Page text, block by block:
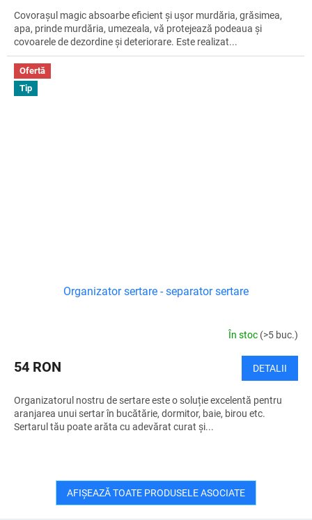
Covorașul magic absoarbe eficient și ușor murdăria, grăsimea,
apa, prinde murdăria, umezeala, vă protejează podeaua și
covoarele de dezordine și deteriorare. Este realizat...
Ofertă
Tip
Organizator sertare - separator sertare
În stoc (>5 buc.)
54 RON DETALII
Organizatorul nostru de sertare este o soluție excelentă pentru
aranjarea unui sertar în bucătărie, dormitor, baie, birou etc.
Sertarul tău poate arăta cu adevărat curat și...
AFIŞEAZĂ TOATE PRODUSELE ASOCIATE